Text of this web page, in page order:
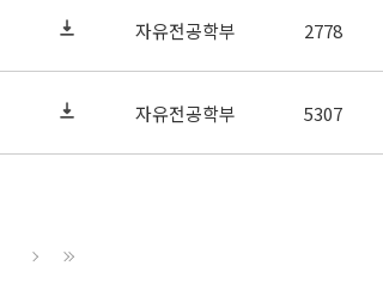
자유전공학부 2778
자유전공학부 5307